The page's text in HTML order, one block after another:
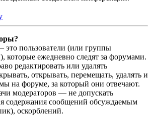
пользователи (или группы
которые ежедневно следят за форумами.
редактировать или удалять
открывать, перемещать, удалять и
на форуме, за который они отвечают.
модераторов — не допускать
содержания сообщений обсуждаемым
оскорблений.